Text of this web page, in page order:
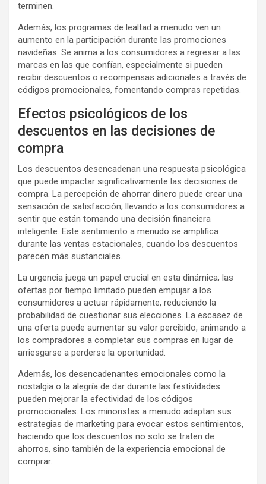
terminen.
Además, los programas de lealtad a menudo ven un
aumento en la participación durante las promociones
navideñas. Se anima a los consumidores a regresar a las
marcas en las que confían, especialmente si pueden
recibir descuentos o recompensas adicionales a través de
códigos promocionales, fomentando compras repetidas.
Efectos psicológicos de los
descuentos en las decisiones de
compra
Los descuentos desencadenan una respuesta psicológica
que puede impactar significativamente las decisiones de
compra. La percepción de ahorrar dinero puede crear una
sensación de satisfacción, llevando a los consumidores a
sentir que están tomando una decisión financiera
inteligente. Este sentimiento a menudo se amplifica
durante las ventas estacionales, cuando los descuentos
parecen más sustanciales.
La urgencia juega un papel crucial en esta dinámica; las
ofertas por tiempo limitado pueden empujar a los
consumidores a actuar rápidamente, reduciendo la
probabilidad de cuestionar sus elecciones. La escasez de
una oferta puede aumentar su valor percibido, animando a
los compradores a completar sus compras en lugar de
arriesgarse a perderse la oportunidad.
Además, los desencadenantes emocionales como la
nostalgia o la alegría de dar durante las festividades
pueden mejorar la efectividad de los códigos
promocionales. Los minoristas a menudo adaptan sus
estrategias de marketing para evocar estos sentimientos,
haciendo que los descuentos no solo se traten de
ahorros, sino también de la experiencia emocional de
comprar.